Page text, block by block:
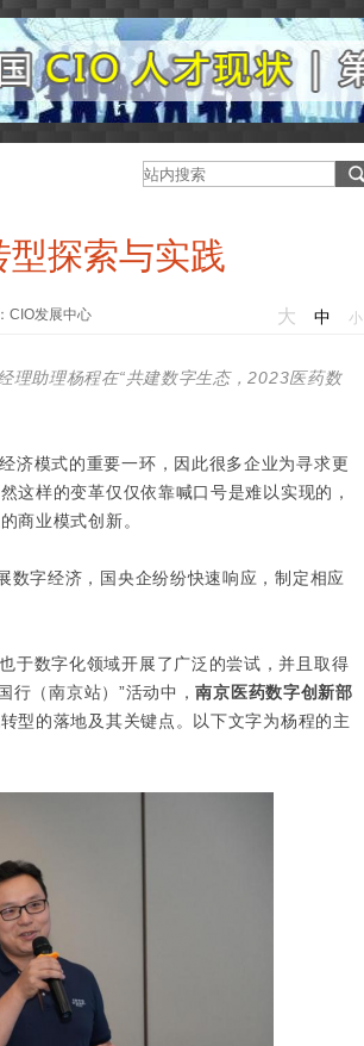
探索与实践
发展中心 大 中 小
理助理杨程在“共建数字生态，2023医药数
济模式的重要一环，因此很多企业为寻求更
这样的变革仅仅依靠喊口号是难以实现的，
商业模式创新。
数字经济，国央企纷纷快速响应，制定相应
于数字化领域开展了广泛的尝试，并且取得
行（南京站）”活动中，南京医药数字创新部
型的落地及其关键点。以下文字为杨程的主